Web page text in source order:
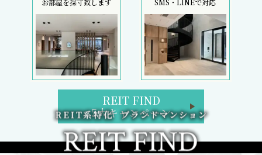
お部屋を採寸致します
SMS・LINEで対応
REIT FIND
5大キャンペーン